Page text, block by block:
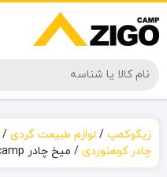
زیگوکمپ / لوازم طبیعت گردی /
چادر کوهنوردی / میخ چادر Happy camp